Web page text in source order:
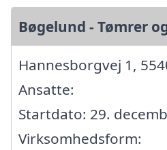
Bøgelund - Tømrer
Hannesborgvej 1,
Ansatte:
Startdato: 29.
Virksomhedsform: